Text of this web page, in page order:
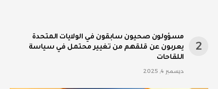
مسؤولون صحيون سابقون في الولايات المتحدة
يعربون عن قلقهم من تغيير محتمل في سياسة
اللقاحات
ديسمبر 4, 2025